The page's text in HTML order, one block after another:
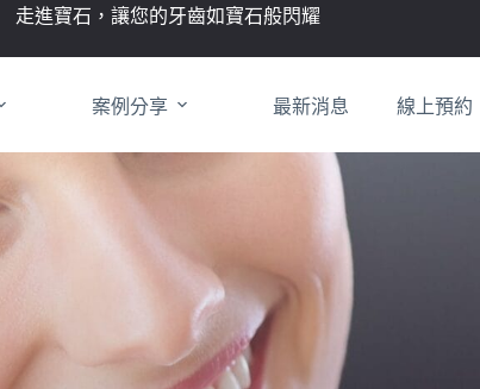
走進寶石，讓您的牙齒如寶石般閃耀
案例分享 最新消息 線上預約